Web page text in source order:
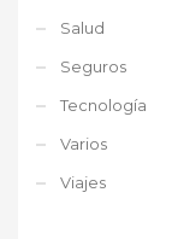
Salud
Seguros
Tecnología
Varios
Viajes